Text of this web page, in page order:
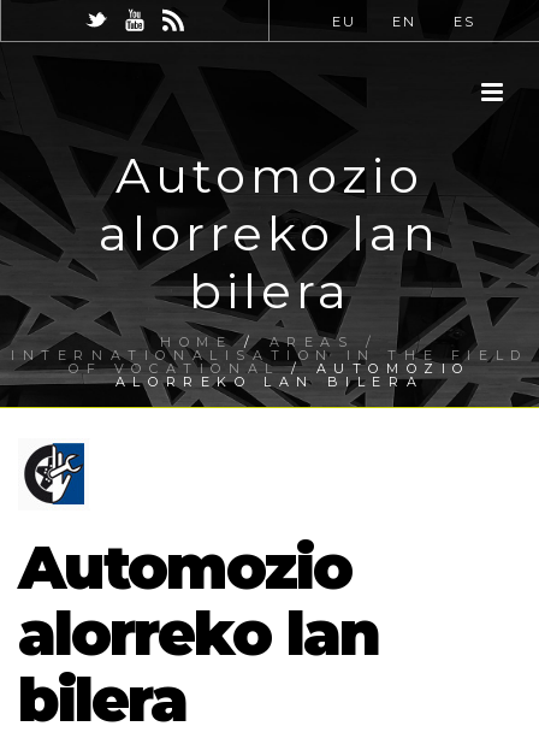
EU EN ES
Automozio
alorreko lan
bilera
HOME/AREAS /
INTERNATIONALISATION IN THE FIELD
OF VOCATIONAL/ AUTOMOZIO
ALORREKO LAN BILERA
Automozio
alorreko lan
bilera